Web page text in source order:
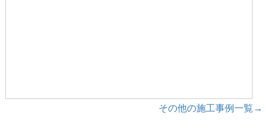
その他の施工事例一覧→